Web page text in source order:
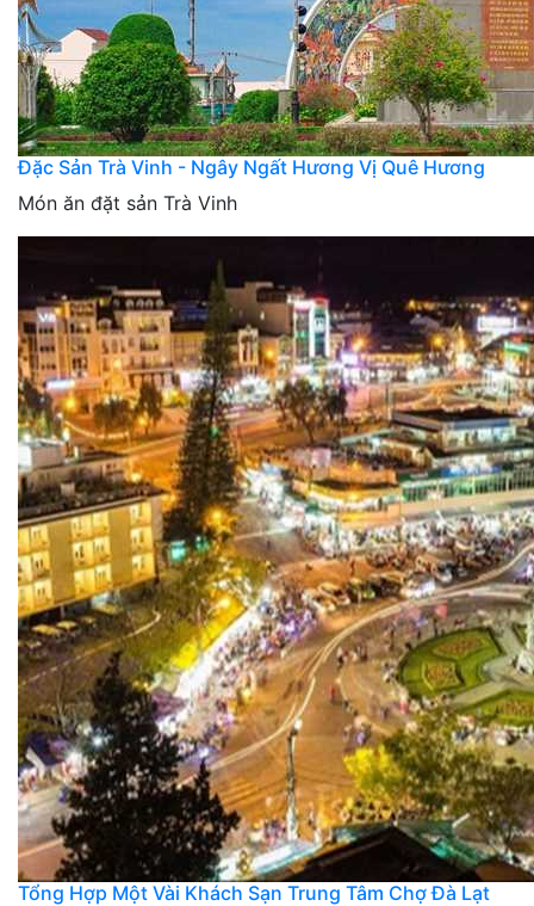
Đặc Sản Trà Vinh - Ngây Ngất Hương Vị Quê Hương
Món ăn đặt sản Trà Vinh
Tổng Hợp Một Vài Khách Sạn Trung Tâm Chợ Đà Lạt